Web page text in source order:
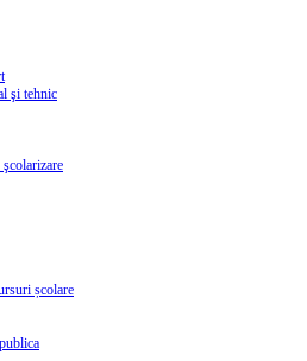
şi tehnic
şcolarizare
școlare